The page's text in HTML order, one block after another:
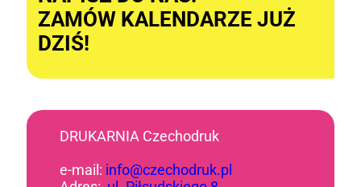
ZAMÓW KALENDARZE JUŻ
DZIŚ!
DRUKARNIA Czechodruk
e-mail: info@czechodruk.pl